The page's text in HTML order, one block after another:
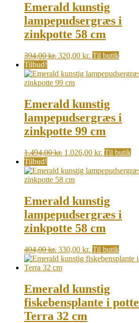
Emerald kunstig
lampepudsergræs i
zinkpotte 58 cm
394,00kr. Original
was:
394,00 kr..
320,00 kr. Current
is:
Til butik
Tilbud!
Emerald kunstig
lampepudsergræs i
zinkpotte 99 cm
1.494,00kr. Original
was:
1.494,00 kr..
1.026,00 kr. Current
is:
Til butik
Tilbud!
Emerald kunstig
lampepudsergræs i
zinkpotte 58 cm
404,00kr. Original
price
was:
330,00 kr. Current
price
Til butik
Emerald kunstig
fiskebensplante i potte
Terra 32 cm